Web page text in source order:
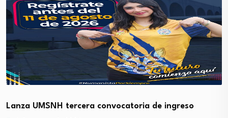
Lanza UMSNH tercera convocatoria de ingreso